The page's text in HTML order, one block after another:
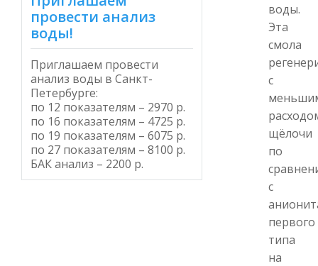
воды.
Эта
смола
с
щёлочи
по
с
первого
типа
на
провести анализ
воды!
Приглашаем провести
анализ воды в Санкт-
Петербурге:
по 12 показателям – 2970 р.
по 16 показателям – 4725 р.
по 19 показателям – 6075 р.
по 27 показателям – 8100 р.
БАК анализ – 2200 р.